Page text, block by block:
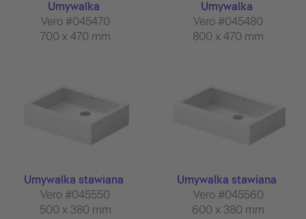
Umywalka
Vero #045470
700 x 470 mm
Umywalka
Vero #045480
800 x 470 mm
Umywalka stawiana
Vero #045550
500 x 380 mm
Umywalka stawiana
Vero #045560
600 x 380 mm